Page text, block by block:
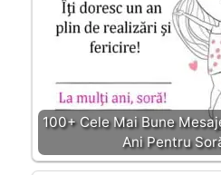
100+ Cele Mai Bune
Ani Pentru